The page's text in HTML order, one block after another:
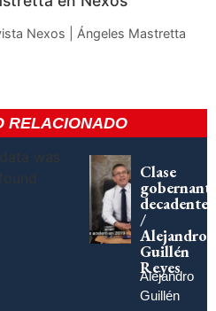
Nexos | Ángeles Mastretta
RELACIONADO
was
found
Clase
decadente
/
Alejandro
Guillén
Reyes
Alejandro
Guillén